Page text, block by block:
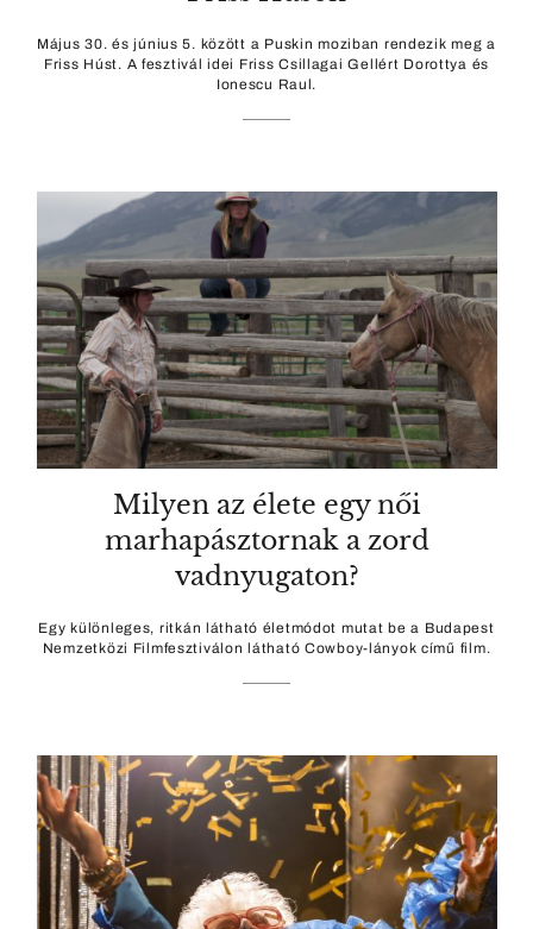
Május 30. és június 5. között a Puskin moziban rendezik meg a
Friss Húst. A fesztivál idei Friss Csillagai Gellért Dorottya és
Ionescu Raul.
Milyen az élete egy női
marhapásztornak a zord
vadnyugaton?
Egy különleges, ritkán látható életmódot mutat be a Budapest
Nemzetközi Filmfesztiválon látható Cowboy-lányok című film.